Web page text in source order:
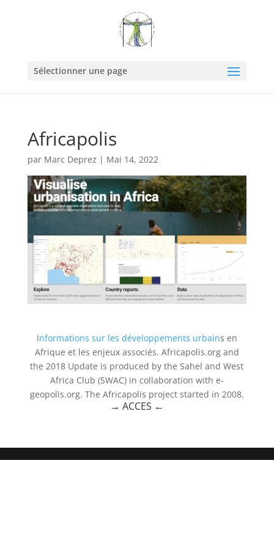
Sélectionner une page
Africapolis
par Marc Deprez | Mai 14, 2022
Informations sur les développements urbains en
Afrique et les enjeux associés. Africapolis.org and
the 2018 Update is produced by the Sahel and West
Africa Club (SWAC) in collaboration with e-
geopolis.org. The Africapolis project started in 2008.
→ ACCES ←